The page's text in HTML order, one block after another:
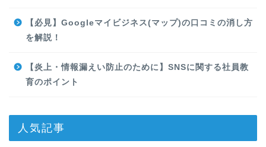
【必見】Googleマイビジネス(マップ)の口コミの消し方
を解説！
【炎上・情報漏えい防止のために】SNSに関する社員教
育のポイント
人気記事